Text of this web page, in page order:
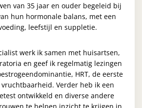
van 35 jaar en ouder begeleid bij
hun hormonale balans, met een
leefstijl en suppletie.
werk ik samen met huisartsen,
en geef ik regelmatig lezingen
HRT, de eerste
vruchtbaarheid. Verder heb ik een
ontwikkeld en diverse andere